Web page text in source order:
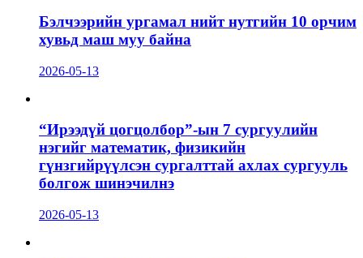
Бэлчээрийн ургамал нийт нутгийн 10 орчим
хувьд маш муу байна
2026-05-13
“Ирээдүй цогцолбор”-ын 7 сургуулийн
нэгийг математик, физикийн
гүнзгийрүүлсэн сургалттай ахлах сургууль
болгож шинэчилнэ
2026-05-13